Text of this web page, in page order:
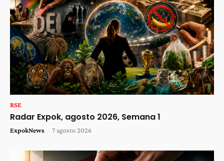
RSE
Radar Expok, agosto 2026, Semana 1
ExpokNews - 7 agosto 2026